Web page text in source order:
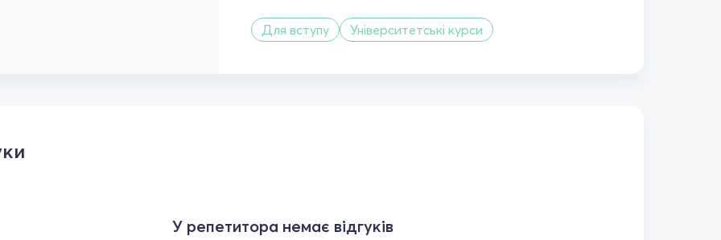
Для вступу Університетські курси
У репетитора немає відгуків